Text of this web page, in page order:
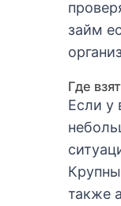
займ
Где
Если у
также